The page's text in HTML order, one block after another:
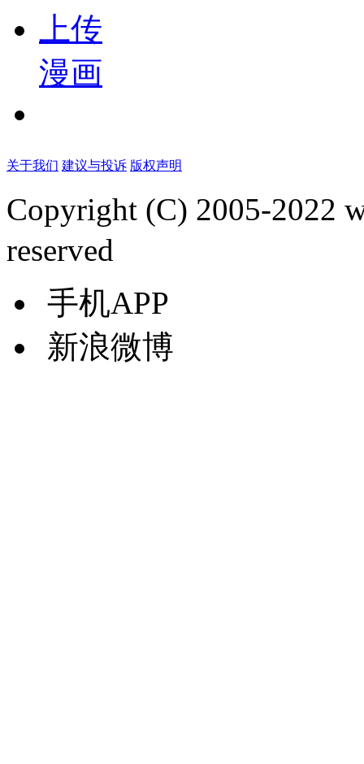
上传
漫画
关于我们 建议与投诉 版权声明
Copyright (C) 2005-2022
reserved
手机APP
新浪微博